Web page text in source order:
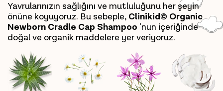
Yavrularınızın sağlığını ve mutluluğunu her şeyin
önüne koyuyoruz. Bu sebeple, Clinikid© Organic
Newborn Cradle Cap Shampoo 'nun içeriğinde
doğal ve organik maddelere yer veriyoruz.